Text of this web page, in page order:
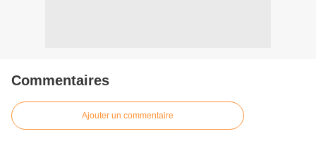
Commentaires
Ajouter un commentaire